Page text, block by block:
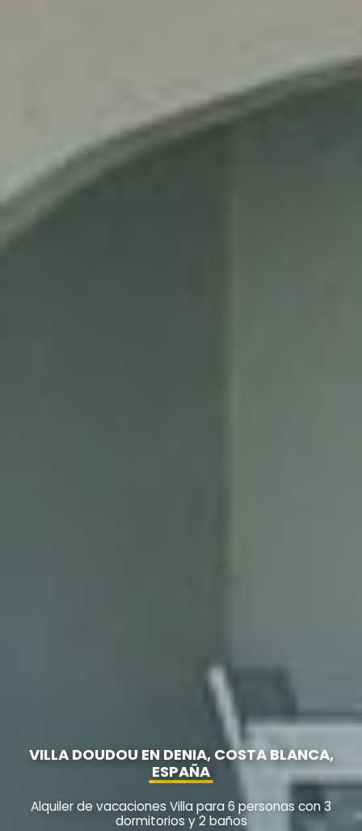
VILLA DOUDOU EN DENIA, COSTA BLANCA,
ESPAÑA
Alquiler de vacaciones Villa para 6 personas con 3
dormitorios y 2 baños